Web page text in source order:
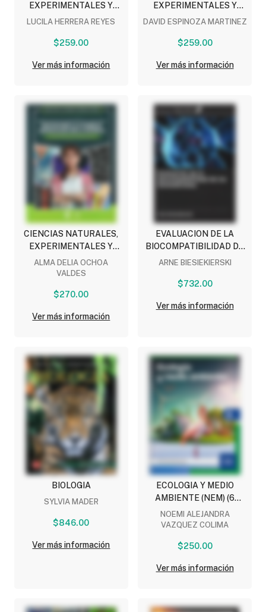
EXPERIMENTALES Y
TECNOLOGIA 3 (NEM)
LUCILA HERRERA REYES
$259.00
Ver más información
EXPERIMENTALES Y
TECNOLOGIA 1 (NEM)
DAVID ESPINOZA MARTINEZ
$259.00
Ver más información
CIENCIAS NATURALES,
EXPERIMENTALES Y
TECNOLOGIA 1:
INVITACION LA CIENCIA.
MATERIA (NEM)
ALMA DELIA OCHOA
VALDES
$270.00
Ver más información
EVALUACION DE LA
BIOCOMPATIBILIDAD DE
LOS BIOMATERIALES
ARNE BIESIEKIERSKI
$732.00
Ver más información
BIOLOGIA
SYLVIA MADER
$846.00
Ver más información
ECOLOGIA Y MEDIO
AMBIENTE (NEM) (6
SEMESTRE)
NOEMI ALEJANDRA
VAZQUEZ COLIMA
$250.00
Ver más información